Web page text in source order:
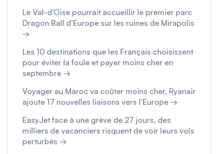
Le Val-d’Oise pourrait accueillir le premier parc
Dragon Ball d’Europe sur les ruines de Mirapolis
→
Les 10 destinations que les Français choisissent
pour éviter la foule et payer moins cher en
septembre →
Voyager au Maroc va coûter moins cher, Ryanair
ajoute 17 nouvelles liaisons vers l’Europe →
EasyJet face à une grève de 27 jours, des
milliers de vacanciers risquent de voir leurs vols
perturbés →